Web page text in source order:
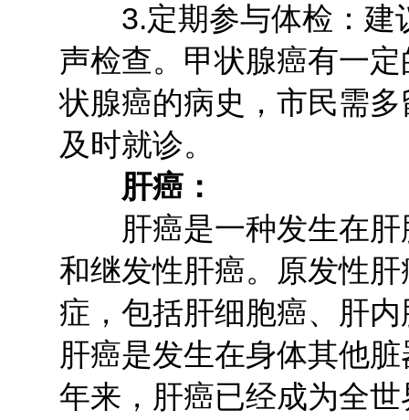
3.定期参与体检：建
声检查。甲状腺癌有一
状腺癌的病史，市民需
及时就诊。
肝癌：
肝癌是一种发生在肝
和继发性肝癌。原发性
症，包括肝细胞癌、肝
肝癌是发生在身体其他
年来，肝癌已经成为全